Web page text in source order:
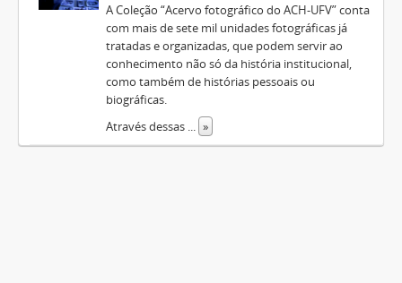
A Coleção “Acervo fotográfico do ACH-UFV” conta
com mais de sete mil unidades fotográficas já
tratadas e organizadas, que podem servir ao
conhecimento não só da história institucional,
como também de histórias pessoais ou
biográficas.
Através dessas
»